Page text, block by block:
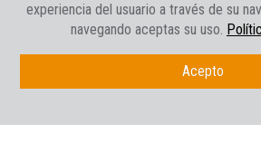
experiencia del usuario a través de su
navegando aceptas su uso.
Acepto